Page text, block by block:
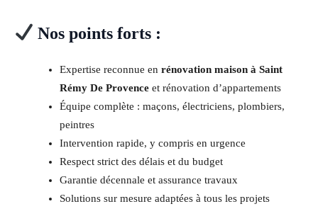
Nos points forts :
Expertise reconnue en rénovation maison à Saint
Rémy De Provenceet rénovation d’appartements
Équipe complète : maçons, électriciens, plombiers,
peintres
Intervention rapide, y compris en urgence
Respect strict des délais et du budget
Garantie décennale et assurance travaux
Solutions sur mesure adaptées à tous les projets